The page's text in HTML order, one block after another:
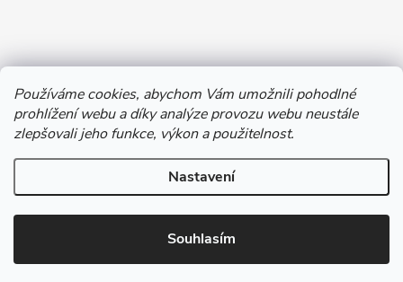
Používáme cookies, abychom Vám umožnili pohodlné
prohlížení webu a díky analýze provozu webu neustále
zlepšovali jeho funkce, výkon a použitelnost.
Nastavení
Souhlasím
Vytvořil Shoptet
Copyright 2026Chytil.cz. Všechna práva vyhrazena.